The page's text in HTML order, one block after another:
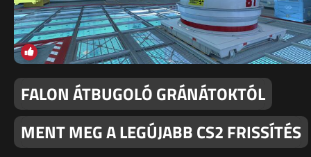
FALON ÁTBUGOLÓ GRÁNÁTOKTÓL
MENT MEG A LEGÚJABB CS2 FRISSÍTÉS